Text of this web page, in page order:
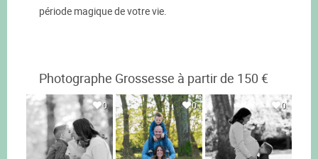
période magique de votre vie.
Photographe Grossesse à partir de 150 €
0 0 0